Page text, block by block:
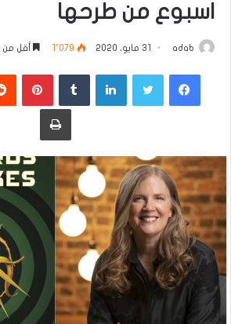
اسبوع من طرحها
adab 31 مايو، 2020 1٬079 أقل
فيسبوكتويتر لينكدإن ‏Tumblr
طباعة